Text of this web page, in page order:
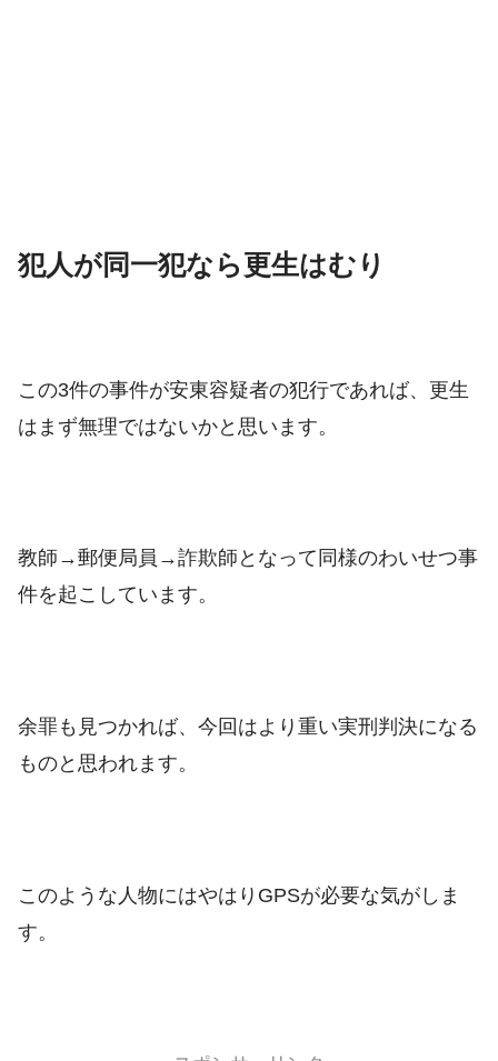
犯人が同一犯なら更生はむり
この3件の事件が安東容疑者の犯行であれば、更生
はまず無理ではないかと思います。
教師→郵便局員→詐欺師となって同様のわいせつ事
件を起こしています。
余罪も見つかれば、今回はより重い実刑判決になる
ものと思われます。
このような人物にはやはりGPSが必要な気がしま
す。